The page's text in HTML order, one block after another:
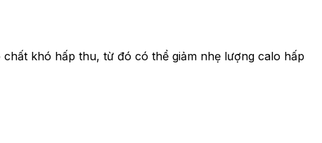
khó hấp thu, từ đó có thể giảm nhẹ lượng calo hấp